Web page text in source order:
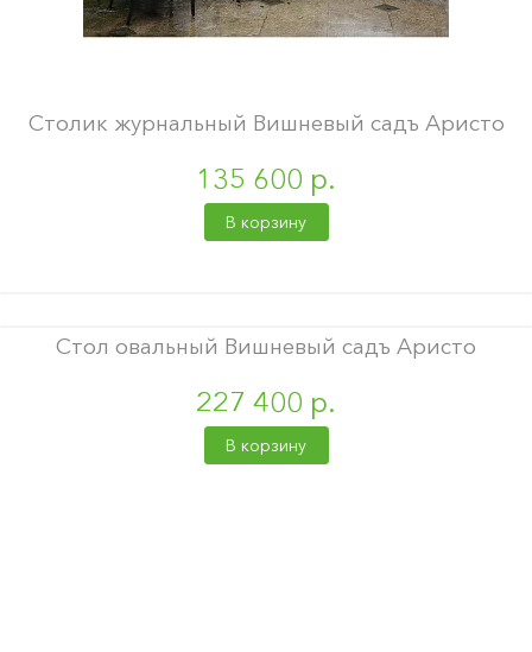
Столик журнальный Вишневый садъ Аристо
135 600 р.
В корзину
Стол овальный Вишневый садъ Аристо
227 400 р.
В корзину